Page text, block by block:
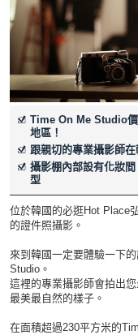
Time On Me Studio
地區！
跟親切的專業攝影師
攝影棚內部設有化妝
型
位於韓國的必逛Hot Place
的證件照攝影。
來到韓國一定要體驗一下
Studio。
這裡的專業攝影師會拍出
最美最自然的樣子。
在面積超過230平方米的